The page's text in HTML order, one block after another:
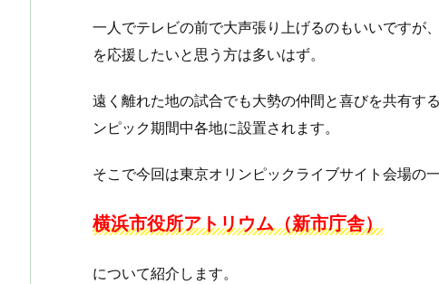
一人でテレビの前で大声張り上げるのもいいですが
を応援したいと思う方は多いはず。
遠く離れた地の試合でも大勢の仲間と喜びを共有す
ンピック期間中各地に設置されます。
そこで今回は東京オリンピックライブサイト会場の
横浜市役所アトリウム（新市庁舎）
について紹介します。